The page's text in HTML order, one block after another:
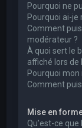
Pourquoi ne
Pourquoi ai-je
Comment
modérateur ?
À quoi sert le
affiché lors de
Pourquoi mon
Comment
Mise en
Qu’est-ce que